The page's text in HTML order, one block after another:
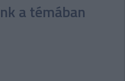
a témában